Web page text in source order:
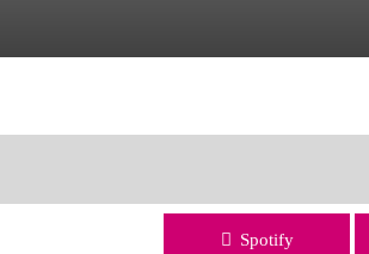
Podcast Geld verdienen – mit Nicolaus
Spotify